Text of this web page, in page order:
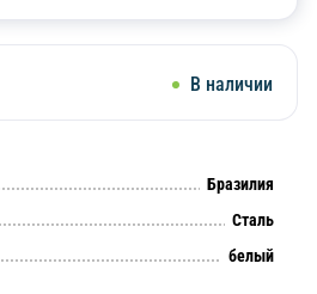
В наличии
Бразилия
Сталь
белый